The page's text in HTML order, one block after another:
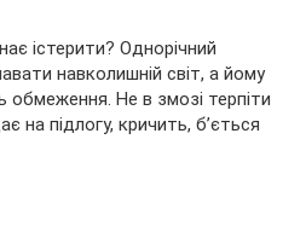
істерити? Однорічний
навколишній світ, а йому
обмеження. Не в змозі терпіти
на підлогу, кричить, б’ється